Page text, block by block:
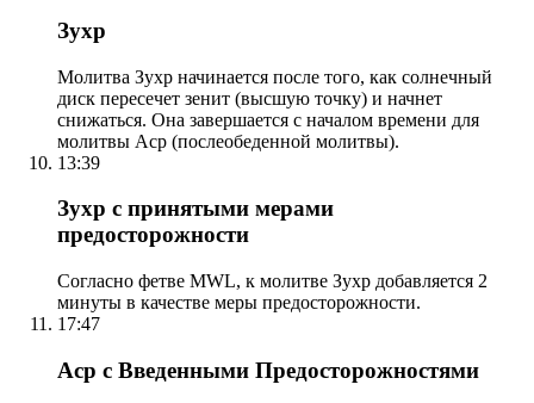
Зухр
Молитва Зухр начинается после того, как солнечный
диск пересечет зенит (высшую точку) и начнет
снижаться. Она завершается с началом времени для
молитвы Аср (послеобеденной молитвы).
13:39
Зухр с принятыми мерами
предосторожности
Согласно фетве MWL, к молитве Зухр добавляется 2
минуты в качестве меры предосторожности.
17:47
Аср с Введенными Предосторожностями